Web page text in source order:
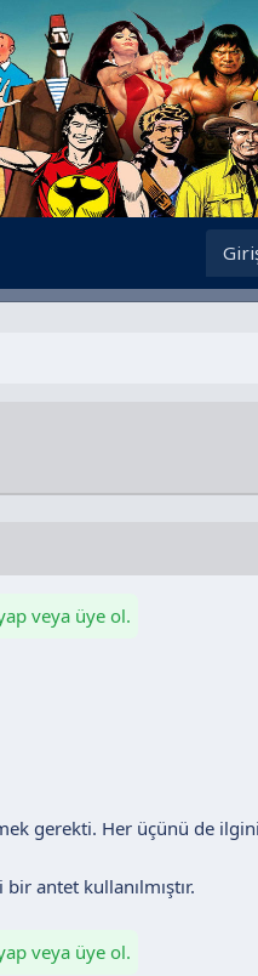
veya üye ol.
gerekti. Her üçünü de
antet kullanılmıştır.
veya üye ol.